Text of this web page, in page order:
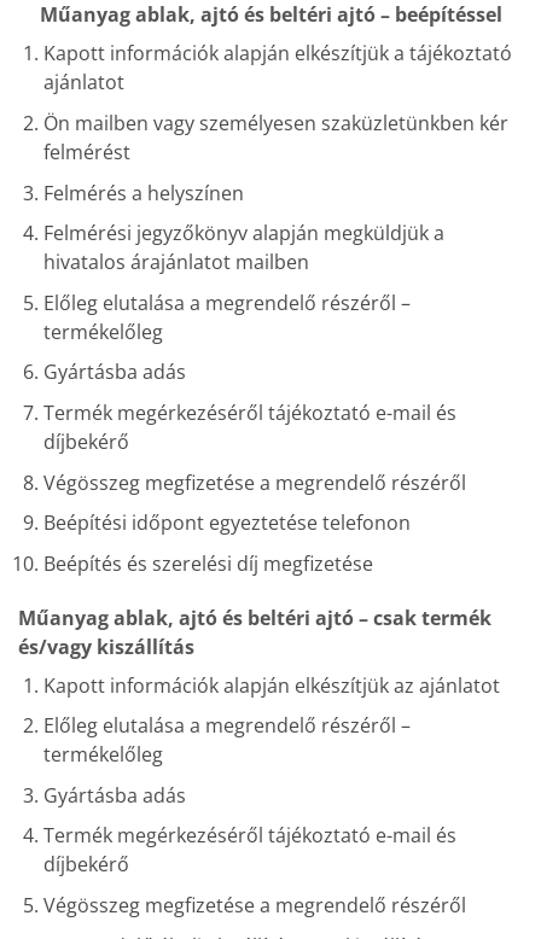
Műanyag ablak, ajtó és beltéri ajtó – beépítéssel
Kapott információk alapján elkészítjük a tájékoztató
ajánlatot
Ön mailben vagy személyesen szaküzletünkben kér
felmérést
Felmérés a helyszínen
Felmérési jegyzőkönyv alapján megküldjük a
hivatalos árajánlatot mailben
Előleg elutalása a megrendelő részéről –
termékelőleg
Gyártásba adás
Termék megérkezéséről tájékoztató e-mail és
díjbekérő
Végösszeg megfizetése a megrendelő részéről
Beépítési időpont egyeztetése telefonon
Beépítés és szerelési díj megfizetése
Műanyag ablak, ajtó és beltéri ajtó – csak termék
és/vagy kiszállítás
Kapott információk alapján elkészítjük az ajánlatot
Előleg elutalása a megrendelő részéről –
termékelőleg
Gyártásba adás
Termék megérkezéséről tájékoztató e-mail és
díjbekérő
Végösszeg megfizetése a megrendelő részéről